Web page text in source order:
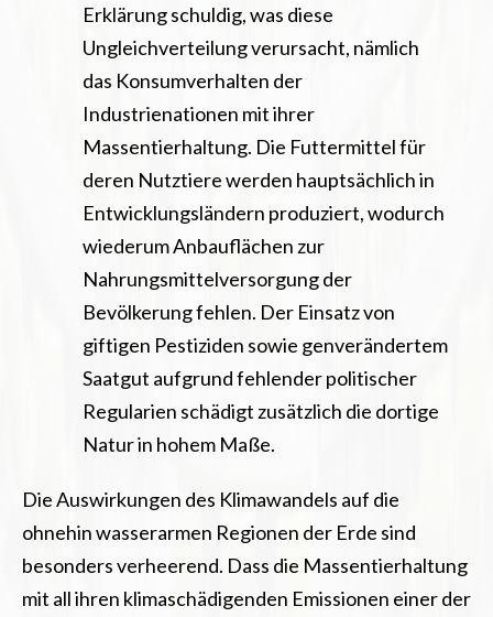
Erklärung schuldig, was diese
Ungleichverteilung verursacht, nämlich
das Konsumverhalten der
Industrienationen mit ihrer
Massentierhaltung. Die Futtermittel für
deren Nutztiere werden hauptsächlich in
Entwicklungsländern produziert, wodurch
wiederum Anbauflächen zur
Nahrungsmittelversorgung der
Bevölkerung fehlen. Der Einsatz von
giftigen Pestiziden sowie genverändertem
Saatgut aufgrund fehlender politischer
Regularien schädigt zusätzlich die dortige
Natur in hohem Maße.
Die Auswirkungen des Klimawandels auf die
ohnehin wasserarmen Regionen der Erde sind
besonders verheerend. Dass die Massentierhaltung
mit all ihren klimaschädigenden Emissionen einer der